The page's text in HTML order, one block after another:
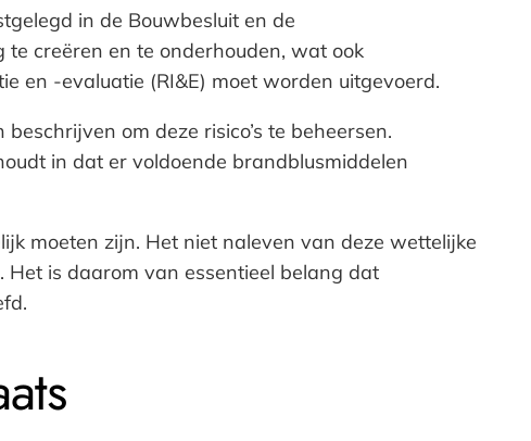
in de Bouwbesluit en de
creëren en te onderhouden, wat ook
en -evaluatie (RI&E) moet worden uitgevoerd.
om deze risico’s te beheersen.
in dat er voldoende brandblusmiddelen
moeten zijn. Het niet naleven van deze wettelijke
is daarom van essentieel belang dat